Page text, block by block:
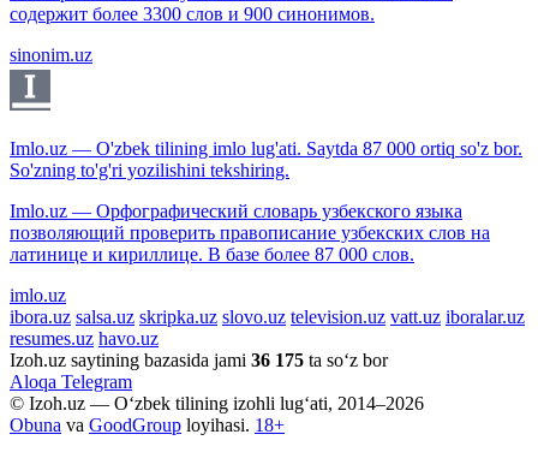
содержит более 3300 слов и 900 синонимов.
sinonim.uz
Imlo.uz — O'zbek tilining imlo lug'ati. Saytda 87 000 ortiq so'z bor.
So'zning to'g'ri yozilishini tekshiring.
Imlo.uz — Орфографический словарь узбекского языка
позволяющий проверить правописание узбекских слов на
латинице и кириллице. В базе более 87 000 слов.
imlo.uz
ibora.uz salsa.uz skripka.uz slovo.uz television.uz vatt.uz iboralar.uz
resumes.uz havo.uz
Izoh.uz saytining bazasida jami 36 175 ta so‘z bor
Aloqa Telegram
© Izoh.uz — O‘zbek tilining izohli lug‘ati, 2014–2026
Obuna va GoodGroup loyihasi. 18+